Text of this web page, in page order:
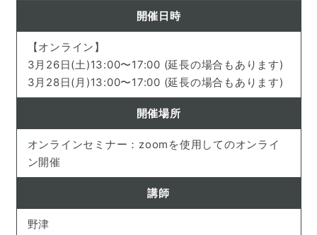
開催日時
【オンライン】
3月26日(土)13:00〜17:00 (延長の場合もあります)
3月28日(月)13:00〜17:00 (延長の場合もあります)
開催場所
オンラインセミナー：zoomを使用してのオンライ
ン開催
講師
野津